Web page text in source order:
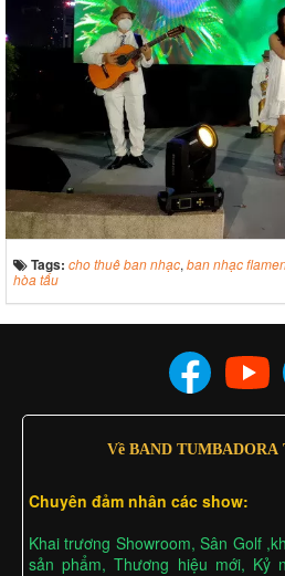
Tags: cho thuê ban nhạc, ban nhạc
hòa tấu
Về BAND TUMBADORA
Chuyên đảm nhân các show:
Khai trương Showroom, Sân Golf
sản phẩm, Thương hiệu mới, Kỷ